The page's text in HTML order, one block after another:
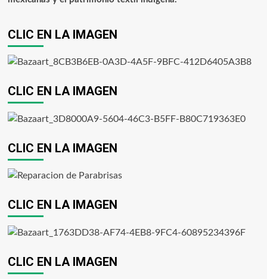
CLIC EN LA IMAGEN
CLIC EN LA IMAGEN
CLIC EN LA IMAGEN
CLIC EN LA IMAGEN
CLIC EN LA IMAGEN